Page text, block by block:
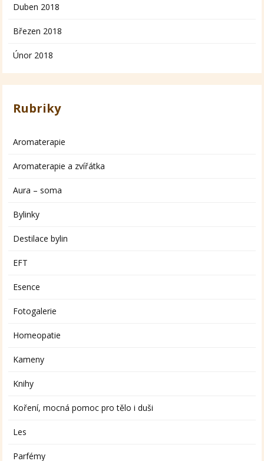
Duben 2018
Březen 2018
Únor 2018
Rubriky
Aromaterapie
Aromaterapie a zvířátka
Aura – soma
Bylinky
Destilace bylin
EFT
Esence
Fotogalerie
Homeopatie
Kameny
Knihy
Koření, mocná pomoc pro tělo i duši
Les
Parfémy